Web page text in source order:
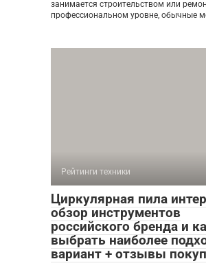
занимается строительством или
профессиональном уровне, обычные
Рейтинги техники
Циркулярная пила
обзор инструментов
российского бренда и
выбрать наиболее
вариант + отзывы